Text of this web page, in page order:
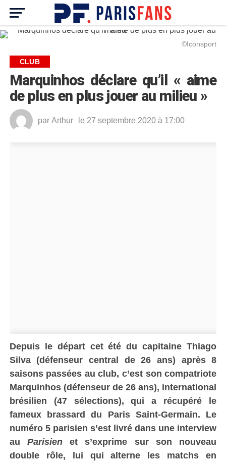
©Iconsport
CLUB
Marquinhos déclare qu’il « aime
de plus en plus jouer au milieu »
par Arthur le 27 septembre 2020 à 17:00
Depuis le départ cet été du capitaine Thiago
Silva (défenseur central de 26 ans) après 8
saisons passées au club, c’est son compatriote
Marquinhos (défenseur de 26 ans), international
brésilien (47 sélections), qui a récupéré le
fameux brassard du Paris Saint-Germain. Le
numéro 5 parisien s’est livré dans une interview
au Parisienet s’exprime sur son nouveau
double rôle, lui qui alterne les matchs en